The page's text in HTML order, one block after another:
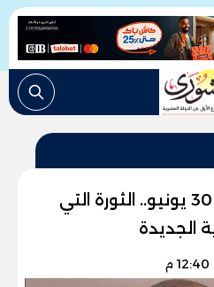
عاصم سليمان يكتب: 30 يونيو.. الثورة التي
الجديدة